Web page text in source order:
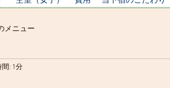
メニュー
: 1分